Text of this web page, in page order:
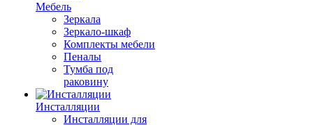
Мебель
Зеркала
Зеркало-шкаф
Комплекты мебели
Пеналы
Тумба под
раковину
Инсталляции
Инсталляции для